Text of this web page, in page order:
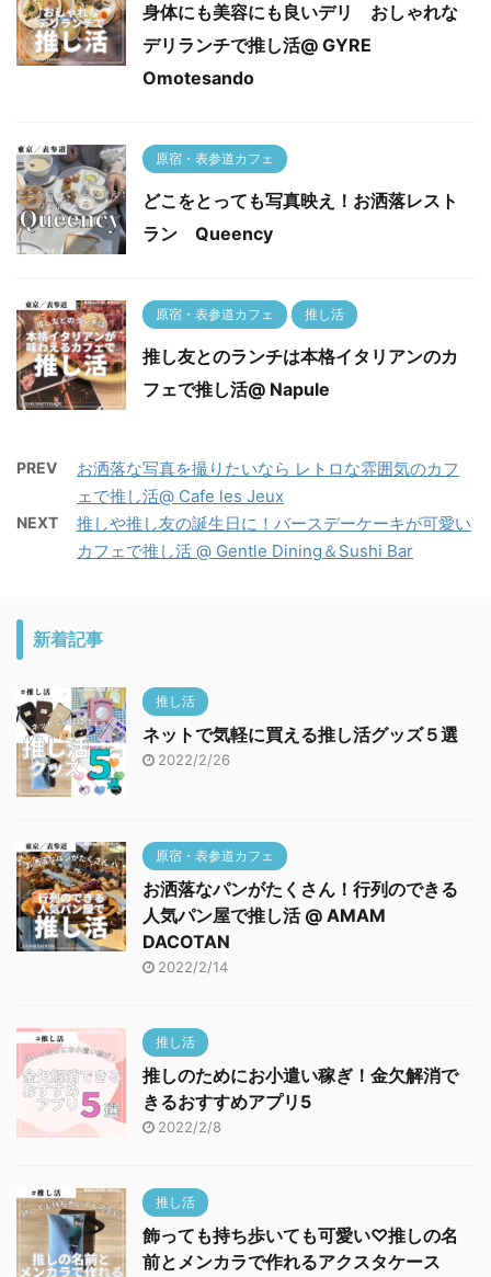
身体にも美容にも良いデリ おしゃれな
デリランチで推し活@ GYRE
Omotesando
原宿・表参道カフェ
どこをとっても写真映え！お洒落レスト
ラン Queency
原宿・表参道カフェ 推し活
推し友とのランチは本格イタリアンのカ
フェで推し活@ Napule
PREV
お洒落な写真を撮りたいなら レトロな雰囲気のカフ
ェで推し活@ Cafe les Jeux
NEXT
推しや推し友の誕生日に！バースデーケーキが可愛い
カフェで推し活 @ Gentle Dining＆Sushi Bar
新着記事
推し活
ネットで気軽に買える推し活グッズ５選
2022/2/26
原宿・表参道カフェ
お洒落なパンがたくさん！行列のできる
人気パン屋で推し活 @ AMAM
DACOTAN
2022/2/14
推し活
推しのためにお小遣い稼ぎ！金欠解消で
きるおすすめアプリ5
2022/2/8
推し活
飾っても持ち歩いても可愛い♡推しの名
前とメンカラで作れるアクスタケース